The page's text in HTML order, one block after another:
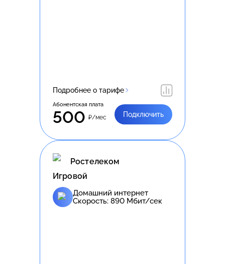
Подробнее о тарифе
Абонентская плата
500 ₽/мес Подключить
Ростелеком
Игровой
Домашний интернет
Скорость: 890 Мбит/сек